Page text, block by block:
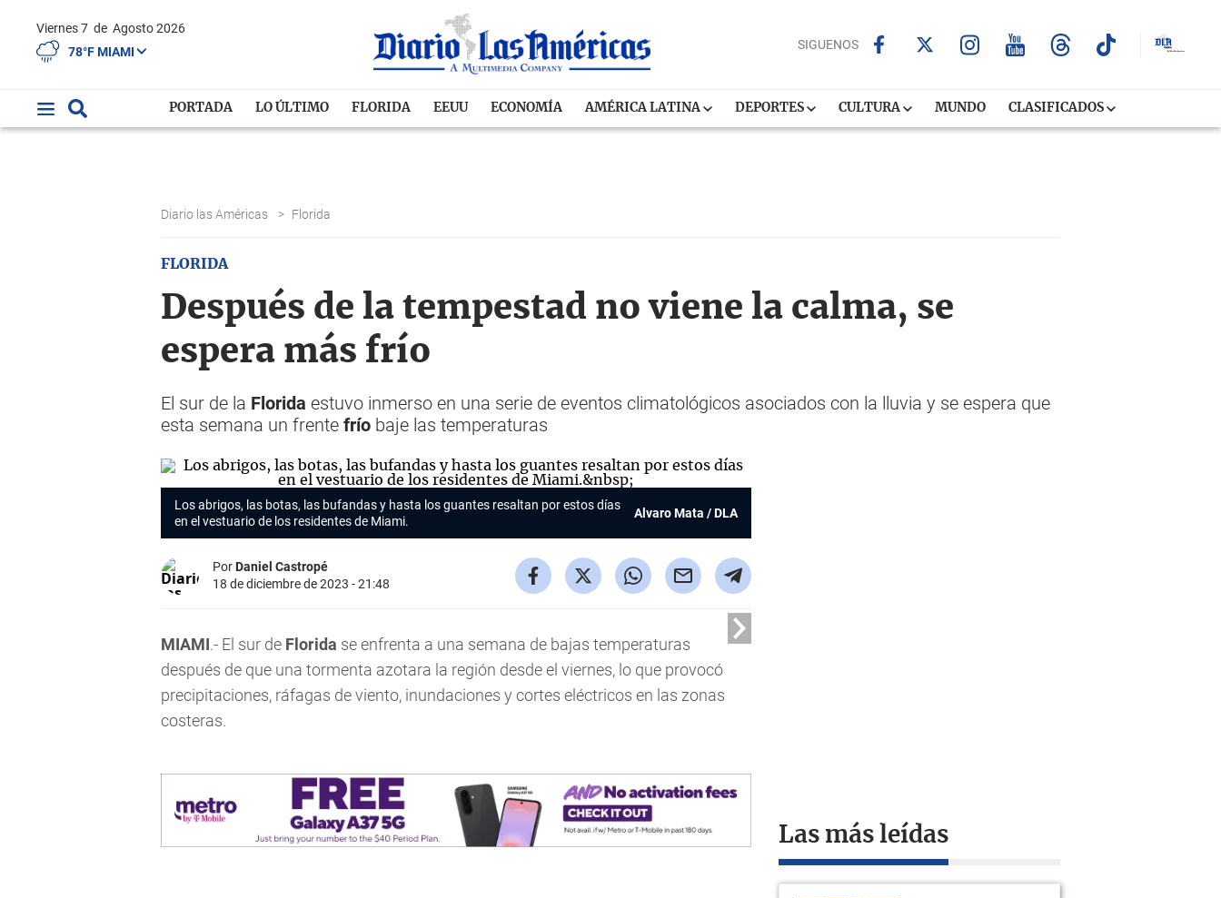
Viernes 7 de Agosto 2026
78°F MIAMI
SIGUENOS
PORTADA LO ÚLTIMO FLORIDA EEUU ECONOMÍA AMÉRICA LATINA DEPORTES CULTURA MUNDO CLASIFICADOS
Diario las Américas > Florida
FLORIDA
Después de la tempestad no viene la calma, se
espera más frío
El sur de la Florida estuvo inmerso en una serie de eventos climatológicos asociados con la lluvia y se espera que
esta semana un frente frío baje las temperaturas
Los abrigos, las botas, las bufandas y hasta los guantes resaltan por estos días
en el vestuario de los residentes de Miami.
Alvaro Mata / DLA
PorDaniel Castropé
18 de diciembre de 2023 - 21:48
MIAMI.- El sur de Florida se enfrenta a una semana de bajas temperaturas
después de que una tormenta azotara la región desde el viernes, lo que provocó
precipitaciones, ráfagas de viento, inundaciones y cortes eléctricos en las zonas
costeras.
Las más leídas